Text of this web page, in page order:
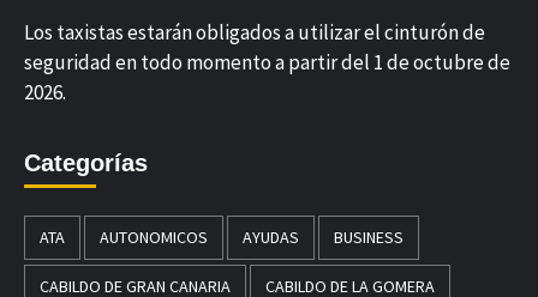
Los taxistas estarán obligados a utilizar el cinturón de
seguridad en todo momento a partir del 1 de octubre de
2026.
Categorías
ATA AUTONOMICOS AYUDAS BUSINESS
CABILDO DE GRAN CANARIA CABILDO DE LA GOMERA